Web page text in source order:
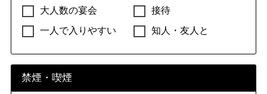
大人数の宴会
接待
一人で入りやすい
知人・友人と
禁煙・喫煙